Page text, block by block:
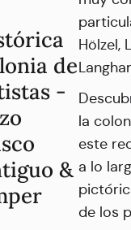
de
-
&
Hölzel,
la
este
a lo
de los